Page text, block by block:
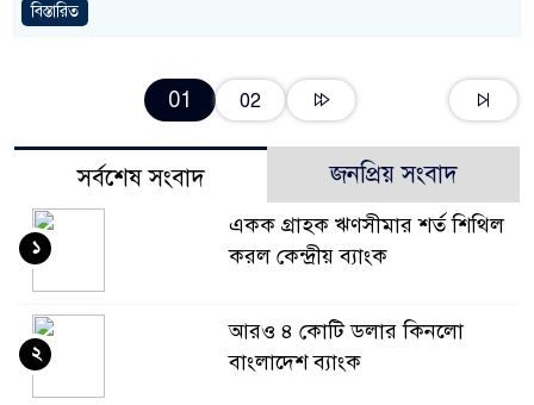
বিস্তারিত
01 02
সর্বশেষ সংবাদ জনপ্রিয় সংবাদ
একক গ্রাহক ঋণসীমার শর্ত শিথিল
করল কেন্দ্রীয় ব্যাংক
১
আরও ৪ কোটি ডলার কিনলো
বাংলাদেশ ব্যাংক
২